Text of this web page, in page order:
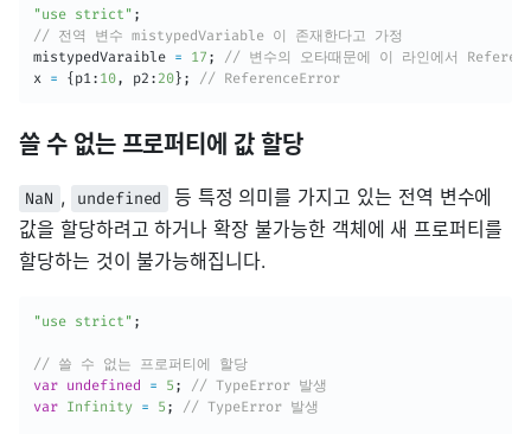
"use strict" ;
// 전역 변수 mistypedVariable 이 존재한다고 가정
mistypedVaraible = 17 ;
// 변수의 오타때문에 이 라인에서
x = { p1: 10, p2 : 20 } ; // ReferenceError
쓸 수 없는 프로퍼티에 값 할당
NaN , undefined
등 특정 의미를 가지고 있는 전역 변수에
값을 할당하려고 하거나 확장 불가능한 객체에 새 프로퍼티를
할당하는 것이 불가능해집니다.
"use strict" ;
// 쓸 수 없는 프로퍼티에 할당
var undefined = 5 ;
// TypeError 발생
var Infinity = 5 ; // TypeError 발생